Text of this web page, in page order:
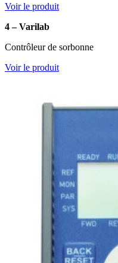
Voir le produit
4 – Varilab
Contrôleur de sorbonne
Voir le produit